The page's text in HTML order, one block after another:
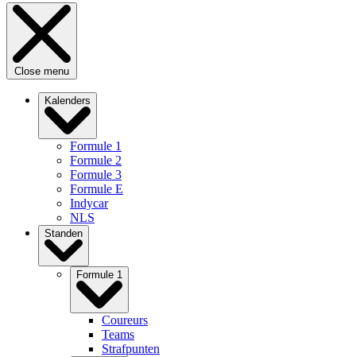
Close menu
Kalenders
Formule 1
Formule 2
Formule 3
Formule E
Indycar
NLS
Standen
Formule 1
Coureurs
Teams
Strafpunten